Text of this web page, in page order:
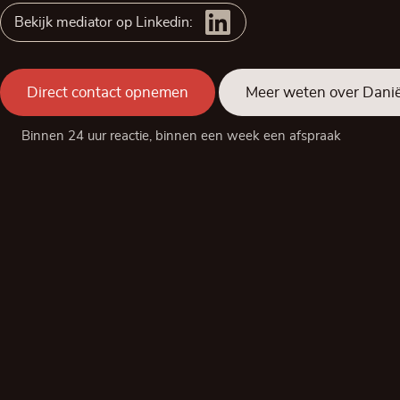
Bekijk mediator op Linkedin:
Direct contact opnemen Meer weten over
Binnen 24 uur reactie, binnen een week een afspraak